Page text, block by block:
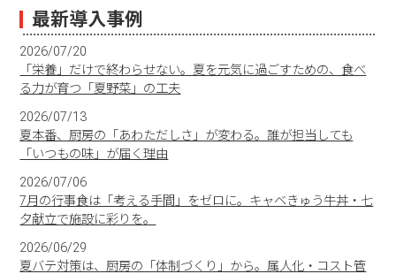
最新導入事例
2026/07/20
「栄養」だけで終わらせない。夏を元気に過ごすための、食べ
る力が育つ「夏野菜」の工夫
2026/07/13
夏本番、厨房の「あわただしさ」が変わる。誰が担当しても
「いつもの味」が届く理由
2026/07/06
7月の行事食は「考える手間」をゼロに。キャベきゅう牛丼・七
夕献立で施設に彩りを。
2026/06/29
夏バテ対策は、厨房の「体制づくり」から。属人化・コスト管